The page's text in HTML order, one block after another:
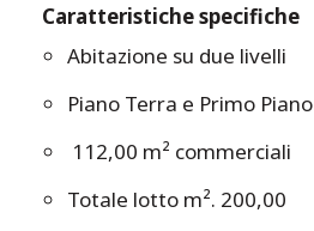
Caratteristiche specifiche
Abitazione su due livelli
Piano Terra e Primo Piano
112,00 m² commerciali
Totale lotto m². 200,00